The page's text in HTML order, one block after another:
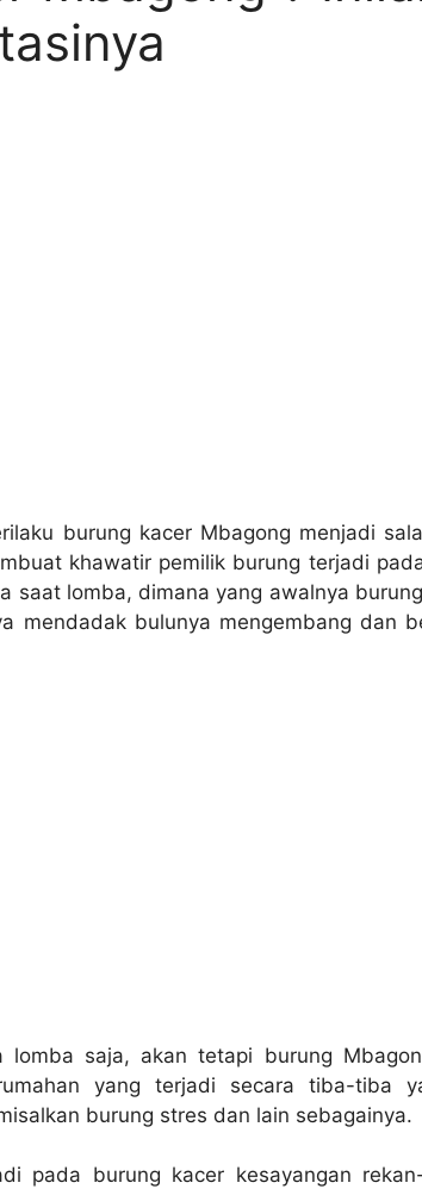
burung kacer Mbagong menjadi
khawatir pemilik burung terjadi
saat lomba, dimana yang awalnya
mendadak bulunya mengembang dan
lomba saja, akan tetapi burung
yang terjadi secara tiba-tiba
burung stres dan lain sebagainya.
pada burung kacer kesayangan